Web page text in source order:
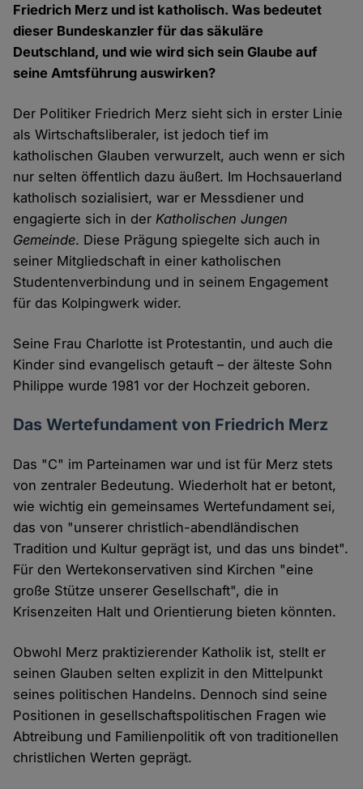
Friedrich Merz und ist katholisch. Was bedeutet
dieser Bundeskanzler für das säkuläre
Deutschland, und wie wird sich sein Glaube auf
seine Amtsführung auswirken?
Der Politiker Friedrich Merz sieht sich in erster Linie
als Wirtschaftsliberaler, ist jedoch tief im
katholischen Glauben verwurzelt, auch wenn er sich
nur selten öffentlich dazu äußert. Im Hochsauerland
katholisch sozialisiert, war er Messdiener und
engagierte sich in derKatholischen Jungen
Gemeinde. Diese Prägung spiegelte sich auch in
seiner Mitgliedschaft in einer katholischen
Studentenverbindung und in seinem Engagement
für das Kolpingwerk wider.
Seine Frau Charlotte ist Protestantin, und auch die
Kinder sind evangelisch getauft – der älteste Sohn
Philippe wurde 1981 vor der Hochzeit geboren.
Das Wertefundament von Friedrich Merz
Das "C" im Parteinamen war und ist für Merz stets
von zentraler Bedeutung. Wiederholt hat er betont,
wie wichtig ein gemeinsames Wertefundament sei,
das von "unserer christlich-abendländischen
Tradition und Kultur geprägt ist, und das uns bindet".
Für den Wertekonservativen sind Kirchen "eine
große Stütze unserer Gesellschaft", die in
Krisenzeiten Halt und Orientierung bieten könnten.
Obwohl Merz praktizierender Katholik ist, stellt er
seinen Glauben selten explizit in den Mittelpunkt
seines politischen Handelns. Dennoch sind seine
Positionen in gesellschaftspolitischen Fragen wie
Abtreibung und Familienpolitik oft von traditionellen
christlichen Werten geprägt.